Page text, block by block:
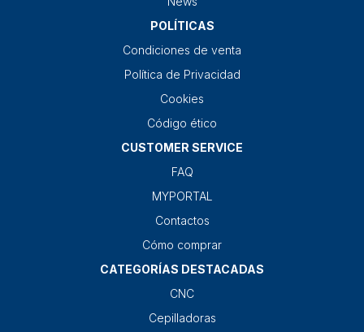
POLÍTICAS
Condiciones de venta
Política de Privacidad
Cookies
Código ético
CUSTOMER SERVICE
FAQ
MYPORTAL
Contactos
Cómo comprar
CATEGORÍAS DESTACADAS
CNC
Cepilladoras